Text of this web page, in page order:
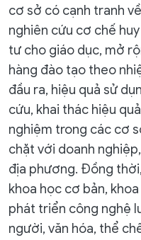
cơ sở có cạnh tranh
nghiên cứu cơ chế
tư cho giáo dục, mở
hàng đào tạo theo
đầu ra, hiệu quả sử
cứu, khai thác hiệu
nghiệm trong các cơ
chặt với doanh
địa phương. Đồng
khoa học cơ bản,
phát triển công nghệ
người, văn hóa, thể